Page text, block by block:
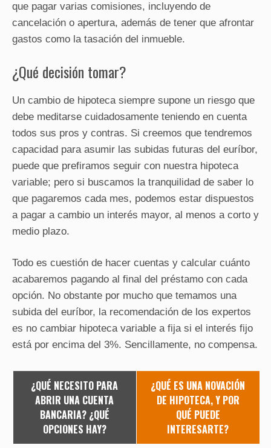
que pagar varias comisiones, incluyendo de
cancelación o apertura, además de tener que afrontar
gastos como la tasación del inmueble.
¿Qué decisión tomar?
Un cambio de hipoteca siempre supone un riesgo que
debe meditarse cuidadosamente teniendo en cuenta
todos sus pros y contras. Si creemos que tendremos
capacidad para asumir las subidas futuras del euríbor,
puede que prefiramos seguir con nuestra hipoteca
variable; pero si buscamos la tranquilidad de saber lo
que pagaremos cada mes, podemos estar dispuestos
a pagar a cambio un interés mayor, al menos a corto y
medio plazo.
Todo es cuestión de hacer cuentas y calcular cuánto
acabaremos pagando al final del préstamo con cada
opción. No obstante por mucho que temamos una
subida del euríbor, la recomendación de los expertos
es no cambiar hipoteca variable a fija si el interés fijo
está por encima del 3%. Sencillamente, no compensa.
¿QUÉ NECESITO PARA
ABRIR UNA CUENTA
BANCARIA? ¿QUÉ
OPCIONES HAY?
¿QUÉ ES UNA NOVACIÓN
DE HIPOTECA, Y POR
QUÉ PUEDE
INTERESARTE?